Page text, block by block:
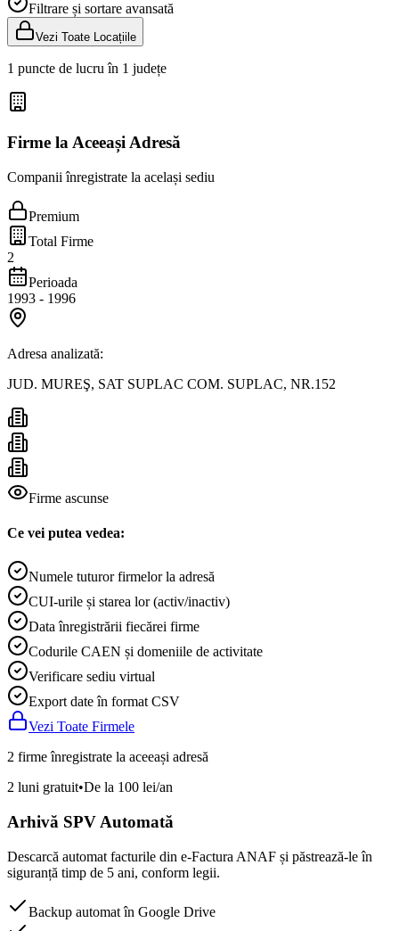
Filtrare și sortare avansată
Vezi Toate Locațiile
1 puncte de lucru în 1 județe
Firme la Aceeași Adresă
Companii înregistrate la același sediu
Premium
Total Firme
2
Perioada
1993 - 1996
Adresa analizată:
JUD. MUREŞ, SAT SUPLAC COM. SUPLAC, NR.152
Firme ascunse
Ce vei putea vedea:
Numele tuturor firmelor la adresă
CUI-urile și starea lor (activ/inactiv)
Data înregistrării fiecărei firme
Codurile CAEN și domeniile de activitate
Verificare sediu virtual
Export date în format CSV
Vezi Toate Firmele
2 firme înregistrate la aceeași adresă
2 luni gratuit•De la 100 lei/an
Arhivă SPV Automată
Descarcă automat facturile din e-Factura ANAF și păstrează-le în
siguranță timp de 5 ani, conform legii.
Backup automat în Google Drive